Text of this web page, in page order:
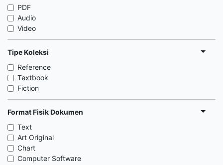
PDF
Audio
Video
Tipe Koleksi
Reference
Textbook
Fiction
Format Fisik Dokumen
Text
Art Original
Chart
Computer Software